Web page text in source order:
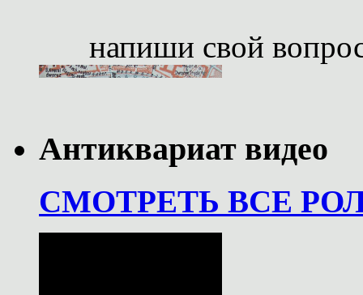
напиши свой
Антиквариат видео
СМОТРЕТЬ ВСЕ